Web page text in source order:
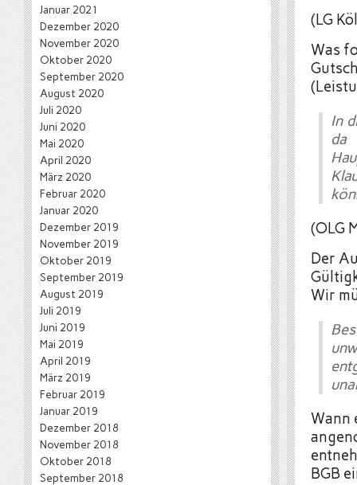
(LG
Was
In
(OLG
Der
Wir
Wann
BGB
Januar 2021
Dezember 2020
November 2020
Oktober 2020
September 2020
August 2020
Juli 2020
Juni 2020
Mai 2020
April 2020
März 2020
Februar 2020
Januar 2020
Dezember 2019
November 2019
Oktober 2019
September 2019
August 2019
Juli 2019
Juni 2019
Mai 2019
April 2019
März 2019
Februar 2019
Januar 2019
Dezember 2018
November 2018
Oktober 2018
September 2018